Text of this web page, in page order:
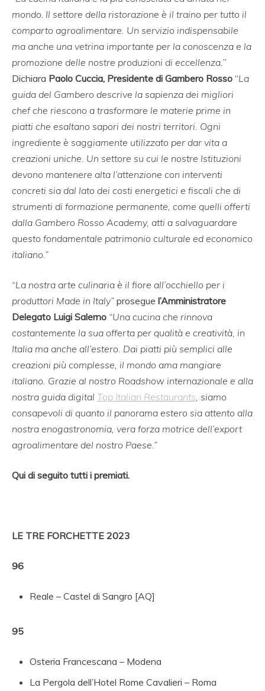
mondo Il settore della ristorazione è il traino per tutto il
comparto agroalimentare. Un servizio indispensabile
ma anche una vetrina importante per la conoscenza e la
promozione delle nostre produzioni di eccellenza. ”
Dichiara Paolo Cuccia, Presidente di Gambero Rosso “La
guida del Gambero descrive la sapienza dei migliori
chef che riescono a trasformare le materie prime in
piatti che esaltano sapori dei nostri territori. Ogni
ingrediente è saggiamente utilizzato per dar vita a
creazioni uniche. Un settore su cui le nostre Istituzioni
devono mantenere alta l’attenzione con interventi
concreti sia dal lato dei costi energetici e fiscali che di
strumenti di formazione permanente, come quelli offerti
dalla Gambero Rosso Academy, atti a salvaguardare
questo fondamentale patrimonio culturale ed economico
italiano.”
“La nostra arte culinaria è il fiore all’occhiello per i
produttori Made in Italy” prosegue l’Amministratore
Delegato Luigi Salerno “Una cucina che rinnova
costantemente la sua offerta per qualità e creatività, in
Italia ma anche all’estero. Dai piatti più semplici alle
creazioni più complesse, il mondo ama mangiare
italiano. Grazie al nostro Roadshow internazionale e alla
nostra guida digital Top Italian Restaurants , siamo
consapevoli di quanto il panorama estero sia attento alla
nostra enogastronomia, vera forza motrice dell’export
agroalimentare del nostro Paese.”
Qui di seguito tutti i premiati.
LE TRE FORCHETTE 2023
96
Reale – Castel di Sangro [AQ]
95
Osteria Francescana – Modena
La Pergola dell’Hotel Rome Cavalieri – Roma